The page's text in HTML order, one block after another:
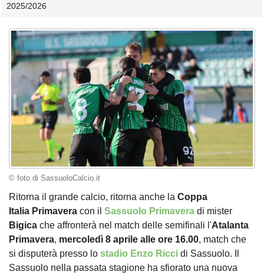
2025/2026
© foto di SassuoloCalcio.it
Ritorna il grande calcio, ritorna anche la Coppa
Italia Primavera con il Sassuolo Primavera di mister
Bigica che affronterà nel match delle semifinali l'Atalanta
Primavera, mercoledì 8 aprile alle ore 16.00, match che
si disputerà presso lo stadio Enzo Ricci di Sassuolo. Il
Sassuolo nella passata stagione ha sfiorato una nuova